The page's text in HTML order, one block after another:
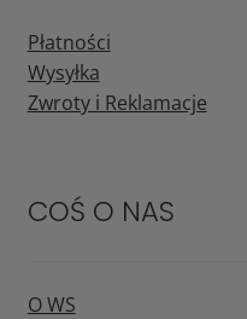
Płatności
Wysyłka
Zwroty i Reklamacje
COŚ O NAS
O WS